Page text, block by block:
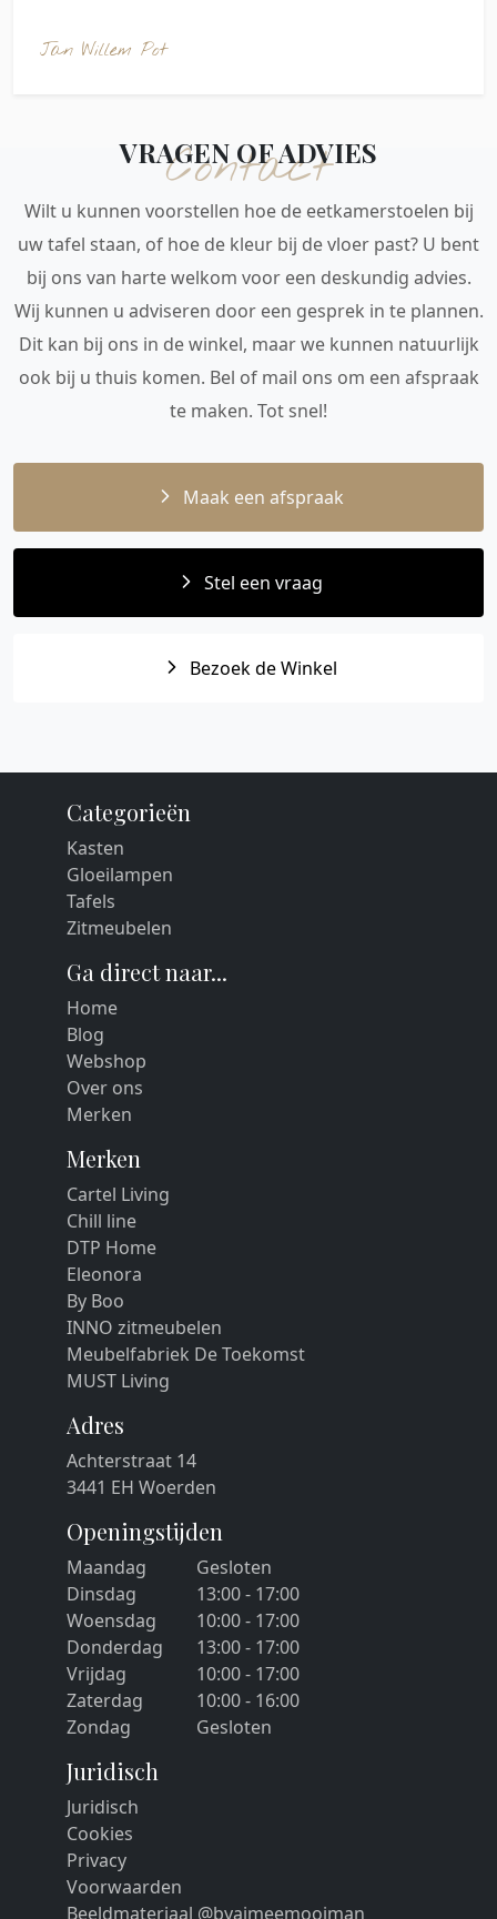
Jan Willem Pot
Contact
VRAGEN OF ADVIES
Wilt u kunnen voorstellen hoe de eetkamerstoelen bij
uw tafel staan, of hoe de kleur bij de vloer past? U bent
bij ons van harte welkom voor een deskundig advies.
Wij kunnen u adviseren door een gesprek in te plannen.
Dit kan bij ons in de winkel, maar we kunnen natuurlijk
ook bij u thuis komen. Bel of mail ons om een afspraak
te maken. Tot snel!
Maak een afspraak
Stel een vraag
Bezoek de Winkel
Categorieën
Kasten
Gloeilampen
Tafels
Zitmeubelen
Ga direct naar...
Home
Blog
Webshop
Over ons
Merken
Merken
Cartel Living
Chill line
DTP Home
Eleonora
By Boo
INNO zitmeubelen
Meubelfabriek De Toekomst
MUST Living
Adres
Achterstraat 14
3441 EH Woerden
Openingstijden
Maandag
Gesloten
Dinsdag
13:00 - 17:00
Woensdag
10:00 - 17:00
Donderdag
13:00 - 17:00
Vrijdag
10:00 - 17:00
Zaterdag
10:00 - 16:00
Zondag
Gesloten
Juridisch
Juridisch
Cookies
Privacy
Voorwaarden
Beeldmateriaal @byaimeemooiman